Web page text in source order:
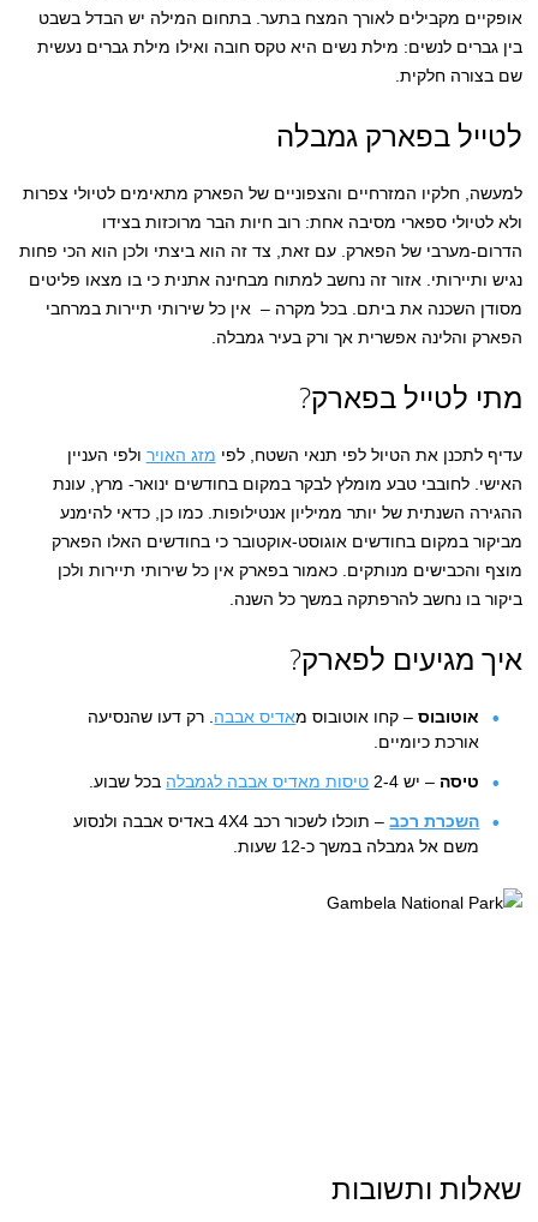
אופקיים מקבילים לאורך המצח בתער. בתחום המילה יש הבדל בשבט
בין גברים לנשים: מילת נשים היא טקס חובה ואילו מילת גברים נעשית
שם בצורה חלקית.
לטייל בפארק גמבלה
למעשה, חלקיו המזרחיים והצפוניים של הפארק מתאימים לטיולי צפרות
ולא לטיולי ספארי מסיבה אחת: רוב חיות הבר מרוכזות בצידו
הדרום-מערבי של הפארק. עם זאת, צד זה הוא ביצתי ולכן הוא הכי פחות
נגיש ותיירותי. אזור זה נחשב למתוח מבחינה אתנית כי בו מצאו פליטים
מסודן השכנה את ביתם. בכל מקרה – אין כל שירותי תיירות במרחבי
הפארק והלינה אפשרית אך ורק בעיר גמבלה.
מתי לטייל בפארק?
עדיף לתכנן את הטיול לפי תנאי השטח, לפי מזג האויר ולפי העניין
האישי. לחובבי טבע מומלץ לבקר במקום בחודשים ינואר- מרץ, עונת
ההגירה השנתית של יותר ממיליון אנטילופות. כמו כן, כדאי להימנע
מביקור במקום בחודשים אוגוסט-אוקטובר כי בחודשים האלו הפארק
מוצף והכבישים מנותקים. כאמור בפארק אין כל שירותי תיירות ולכן
ביקור בו נחשב להרפתקה במשך כל השנה.
איך מגיעים לפארק?
אוטובוס– קחו אוטובוס מאדיס אבבה . רק דעו שהנסיעה
אורכת כיומיים.
טיסה – יש 2-4 טיסות מאדיס אבבה לגמבלה בכל שבוע.
השכרת רכב
– תוכלו לשכור רכב 4X4 באדיס אבבה ולנסוע
משם אל גמבלה במשך כ-12 שעות.
שאלות ותשובות